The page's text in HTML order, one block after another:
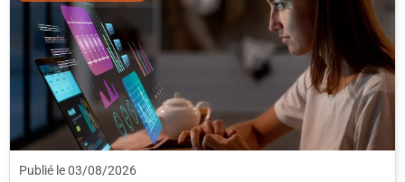
Publié le 03/08/2026